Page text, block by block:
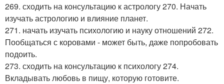
269. сходить на консультацию к астрологу 270. Начать
изучать астрологию и влияние планет.
271. начать изучать психологию и науку отношений 272.
Пообщаться с коровами - может быть, даже попробовать
подоить.
273. сходить на консультацию к психологу 274.
Вкладывать любовь в пищу, которую готовите.